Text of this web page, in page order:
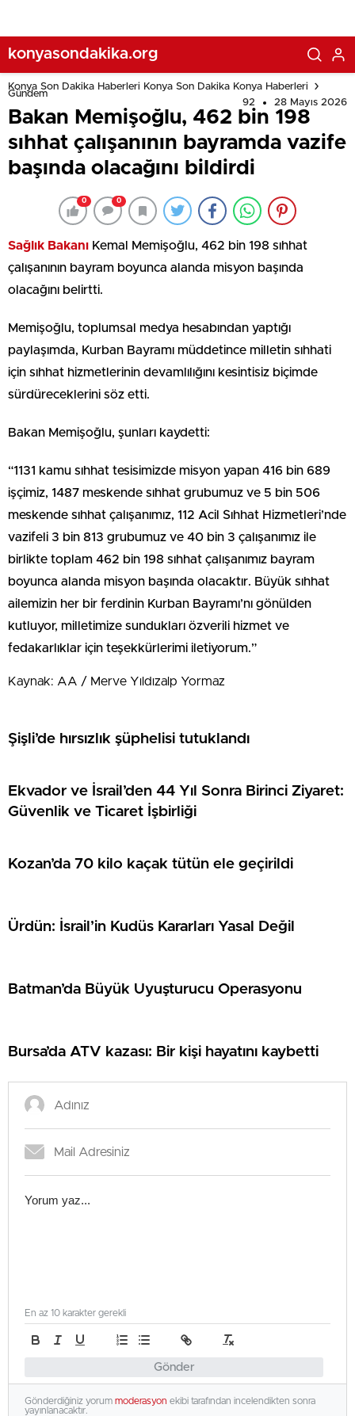
konyasondakika.org
Konya Son Dakika Haberleri Konya Son Dakika Konya Haberleri
Gündem
92
28 Mayıs 2026
Bakan Memişoğlu, 462 bin 198
sıhhat çalışanının bayramda vazife
başında olacağını bildirdi
0 0
Sağlık Bakanı Kemal Memişoğlu, 462 bin 198 sıhhat
çalışanının bayram boyunca alanda misyon başında
olacağını belirtti.
Memişoğlu, toplumsal medya hesabından yaptığı
paylaşımda, Kurban Bayramı müddetince milletin sıhhati
için sıhhat hizmetlerinin devamlılığını kesintisiz biçimde
sürdüreceklerini söz etti.
Bakan Memişoğlu, şunları kaydetti:
“1131 kamu sıhhat tesisimizde misyon yapan 416 bin 689
işçimiz, 1487 meskende sıhhat grubumuz ve 5 bin 506
meskende sıhhat çalışanımız, 112 Acil Sıhhat Hizmetleri’nde
vazifeli 3 bin 813 grubumuz ve 40 bin 3 çalışanımız ile
birlikte toplam 462 bin 198 sıhhat çalışanımız bayram
boyunca alanda misyon başında olacaktır. Büyük sıhhat
ailemizin her bir ferdinin Kurban Bayramı’nı gönülden
kutluyor, milletimize sundukları özverili hizmet ve
fedakarlıklar için teşekkürlerimi iletiyorum.”
Kaynak: AA / Merve Yıldızalp Yormaz
Şişli’de hırsızlık şüphelisi tutuklandı
Ekvador ve İsrail’den 44 Yıl Sonra Birinci Ziyaret:
Güvenlik ve Ticaret İşbirliği
Kozan’da 70 kilo kaçak tütün ele geçirildi
Ürdün: İsrail’in Kudüs Kararları Yasal Değil
Batman’da Büyük Uyuşturucu Operasyonu
Bursa’da ATV kazası: Bir kişi hayatını kaybetti
Gönder
En az 10 karakter gerekli
Gönderdiğiniz yorum moderasyon ekibi tarafından incelendikten sonra
yayınlanacaktır.